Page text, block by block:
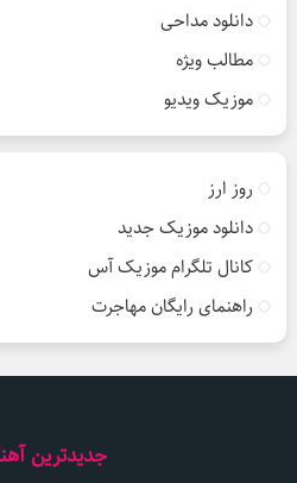
دانلود مداحی
مطالب ویژه
موزیک ویدیو
روز ارز
دانلود موزیک جدید
کانال تلگرام موزیک آس
راهنمای رایگان مهاجرت
جدیدترین